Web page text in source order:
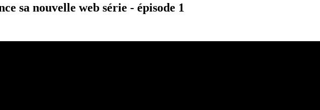
sa nouvelle web série - épisode 1